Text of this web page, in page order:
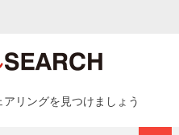
リングを見つけましょう